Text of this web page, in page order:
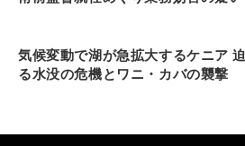
気候変動で湖が急拡大するケニア 迫
る水没の危機とワニ・カバの襲撃